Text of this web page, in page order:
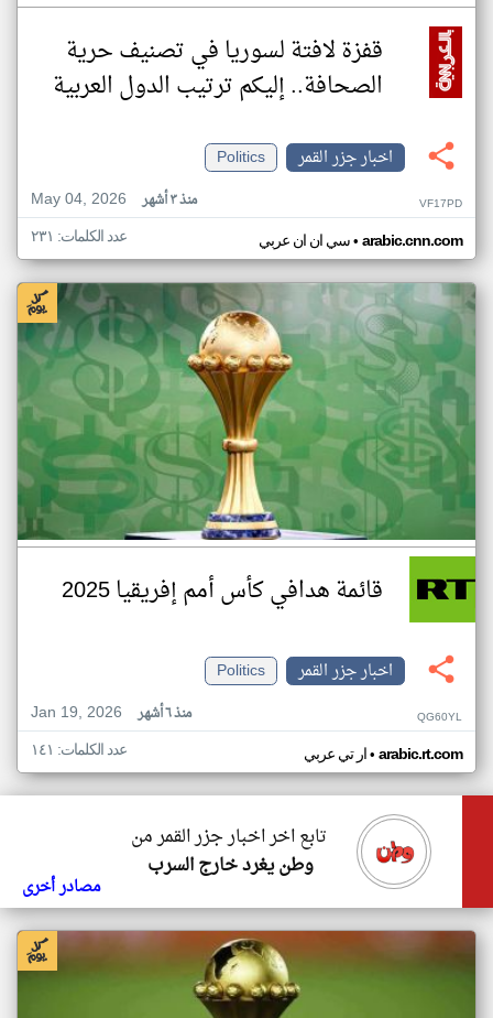
قفزة لافتة لسوريا في تصنيف حرية
الصحافة.. إليكم ترتيب الدول العربية
اخبار جزر القمر
Politics
May 04, 2026
منذ ٣ أشهر VF17PD
سي ان ان عربي• arabic.cnn.com عدد الكلمات: ٢٣١
قائمة هدافي كأس أمم إفريقيا 2025
اخبار جزر القمر
Politics
Jan 19, 2026
منذ ٦ أشهر QG60YL
ار تي عربي• arabic.rt.com عدد الكلمات: ١٤١
تابع اخر اخبار جزر القمر من
وطن يغرد خارج السرب
مصادر أخرى